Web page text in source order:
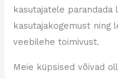
kasutajatele parandada
kasutajakogemust ning
veebilehe toimivust.
Meie küpsised võivad